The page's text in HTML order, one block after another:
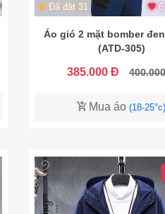
Đã đặt 31
Áo gió 2 mặt bomber
(ATD-305)
385.000 Đ
Mua áo(18-25°c)